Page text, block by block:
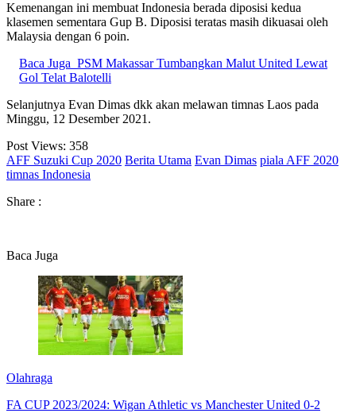
Kemenangan ini membuat Indonesia berada diposisi kedua
klasemen sementara Gup B. Diposisi teratas masih dikuasai oleh
Malaysia dengan 6 poin.
Baca Juga PSM Makassar Tumbangkan Malut United Lewat
Gol Telat Balotelli
Selanjutnya Evan Dimas dkk akan melawan timnas Laos pada
Minggu, 12 Desember 2021.
Post Views: 358
AFF Suzuki Cup 2020 Berita Utama Evan Dimas piala AFF 2020
timnas Indonesia
Share :
Baca Juga
Olahraga
FA CUP 2023/2024: Wigan Athletic vs Manchester United 0-2